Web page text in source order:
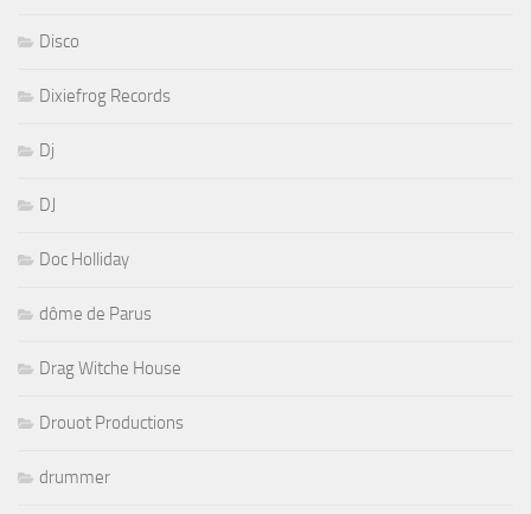
Disco
Dixiefrog Records
Dj
DJ
Doc Holliday
dôme de Parus
Drag Witche House
Drouot Productions
drummer